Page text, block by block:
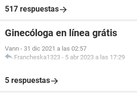
517 respuestas
Ginecóloga en línea grátis
Vann - 31 dic 2021 a las 02:57
Francheska1323 - 5 abr 2023 a las 17:29
5 respuestas